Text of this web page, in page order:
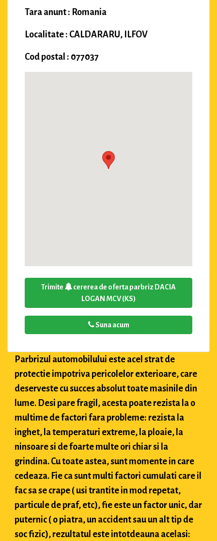
Tara anunt : Romania
Localitate : CALDARARU, ILFOV
Cod postal : 077037
Trimite
cererea de oferta parbriz DACIA
LOGAN MCV (KS)
Suna acum
Parbrizul automobilului este acel strat de
protectie impotriva pericolelor exterioare, care
deserveste cu succes absolut toate masinile din
lume. Desi pare fragil, acesta poate rezista la o
multime de factori fara probleme: rezista la
inghet, la temperaturi extreme, la ploaie, la
ninsoare si de foarte multe ori chiar si la
grindina. Cu toate astea, sunt momente in care
cedeaza. Fie ca sunt multi factori cumulati care il
fac sa se crape ( usi trantite in mod repetat,
particule de praf, etc), fie este un factor unic, dar
puternic ( o piatra, un accident sau un alt tip de
soc fizic), rezultatul este intotdeauna acelasi: